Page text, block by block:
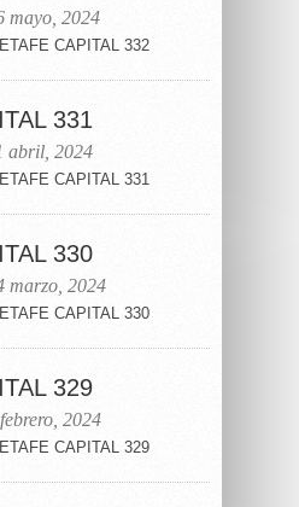
mayo, 2024
CAPITAL 332
331
abril, 2024
CAPITAL 331
330
marzo, 2024
CAPITAL 330
329
2024
CAPITAL 329